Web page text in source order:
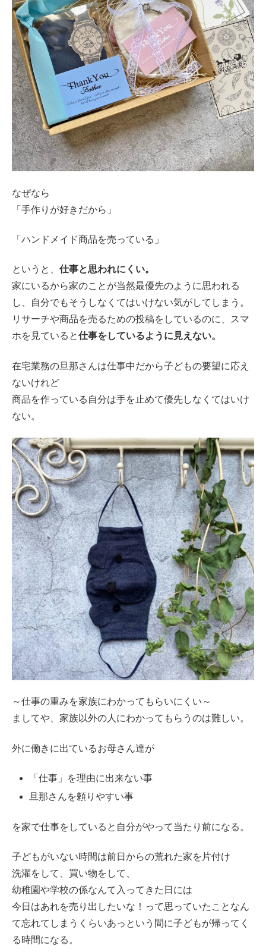
なぜなら
「手作りが好きだから」
「ハンドメイド商品を売っている」
というと、 仕事と思われにくい。
家にいるから家のことが当然最優先のように思われる
し、自分でもそうしなくてはいけない気がしてしまう。
リサーチや商品を売るための投稿をしているのに、スマ
ホを見ていると仕事をしているように見えない。
在宅業務の旦那さんは仕事中だから子どもの要望に応え
ないけれど
商品を作っている自分は手を止めて優先しなくてはいけ
ない。
～仕事の重みを家族にわかってもらいにくい～
ましてや、家族以外の人にわかってもらうのは難しい。
外に働きに出ているお母さん達が
「仕事」を理由に出来ない事
旦那さんを頼りやすい事
を家で仕事をしていると自分がやって当たり前になる。
子どもがいない時間は前日からの荒れた家を片付け
洗濯をして、買い物をして、
幼稚園や学校の係なんて入ってきた日には
今日はあれを売り出したいな！って思っていたことなん
て忘れてしまうくらいあっという間に子どもが帰ってく
る時間になる。